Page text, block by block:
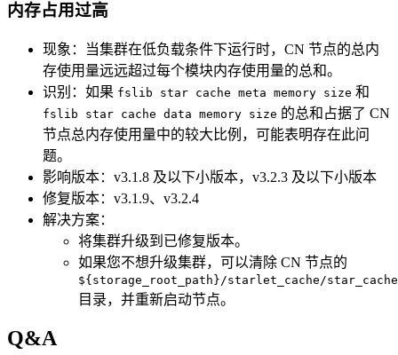
内存占用过高
现象：当集群在低负载条件下运行时，CN 节点的总内
存使用量远远超过每个模块内存使用量的总和。
识别：如果 fslib star cache meta memory size 和
fslib star cache data memory size 的总和占据了 CN
节点总内存使用量中的较大比例，可能表明存在此问
题。
影响版本：v3.1.8 及以下小版本，v3.2.3 及以下小版本
修复版本：v3.1.9、v3.2.4
解决方案：
将集群升级到已修复版本。
如果您不想升级集群，可以清除 CN 节点的
${storage_root_path}/starlet_cache/
目录，并重新启动节点。
Q&A